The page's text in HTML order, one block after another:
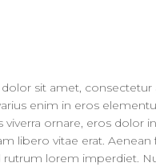
sit amet, consectetur
enim in eros
viverra ornare, eros dolor
libero vitae erat. Aenean
rutrum lorem imperdiet.